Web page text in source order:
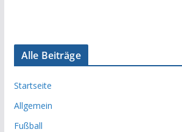
Alle Beiträge
Startseite
Allgemein
Fußball